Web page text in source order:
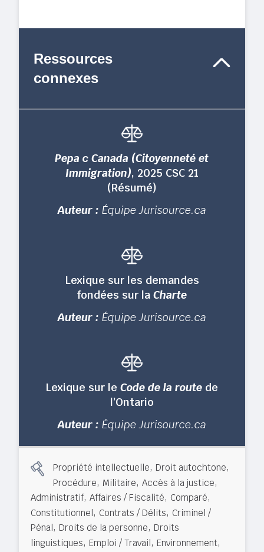
Ressources
connexes
Pepa c Canada (Citoyenneté et
Immigration), 2025 CSC 21
(Résumé)
Auteur : Équipe Jurisource.ca
Lexique sur les demandes
fondées sur laCharte
Auteur : Équipe Jurisource.ca
Lexique sur leCode de la route de
l’Ontario
Auteur : Équipe Jurisource.ca
Propriété intellectuelle, Droit autochtone,
Procédure, Militaire,Accès à la justice,
Administratif,Affaires / Fiscalité, Comparé,
Constitutionnel, Contrats / Délits, Criminel /
Pénal, Droits de la personne, Droits
linguistiques, Emploi / Travail, Environnement,